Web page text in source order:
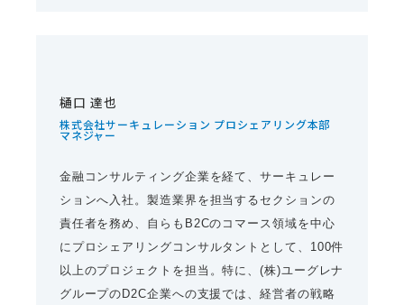
樋口 達也
株式会社サーキュレーション プロシェアリング本部
マネジャー
金融コンサルティング企業を経て、サーキュレー
ションへ入社。製造業界を担当するセクションの
責任者を務め、自らもB2Cのコマース領域を中心
にプロシェアリングコンサルタントとして、100件
以上のプロジェクトを担当。特に、(株)ユーグレナ
グループのD2C企業への支援では、経営者の戦略